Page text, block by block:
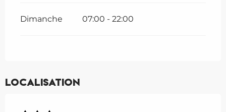
Dimanche 07:00 - 22:00
Localisation